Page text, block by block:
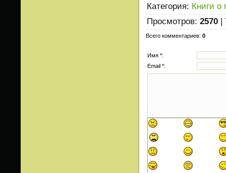
Категория: Книги о
Просмотров: 2570 |
Всего комментариев: 0
Имя *:
Email *: